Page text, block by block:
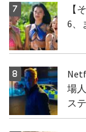
【
6、
場
ス